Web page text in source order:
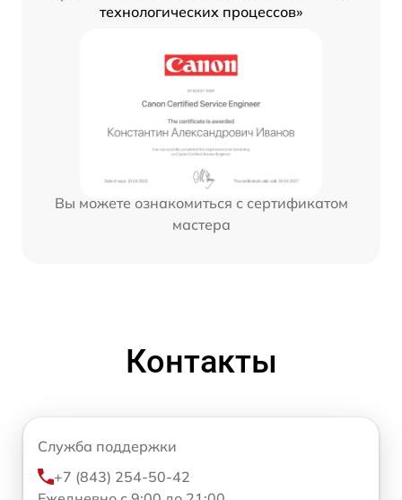
технологических процессов»
Вы можете ознакомиться с сертификатом
мастера
Контакты
Служба поддержки
+7 (843) 254-50-42